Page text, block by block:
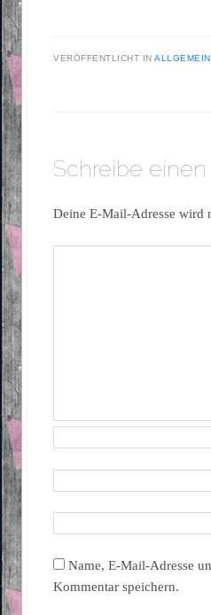
VERÖFFENTLICHT INALLGEMEIN
Schreibe
Deine E-Mail-Adresse wird
Name, E-Mail-Adresse
Kommentar speichern.